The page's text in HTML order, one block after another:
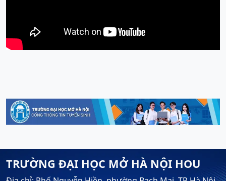
TRƯỜNG ĐẠI HỌC MỞ HÀ NỘI HOU